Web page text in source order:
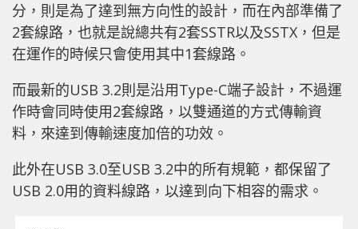
分，則是為了達到無方向性的設計，而在內部準備了
2套線路，也就是說總共有2套SSTR以及SSTX，但是
在運作的時候只會使用其中1套線路。
而最新的USB 3.2則是沿用Type-C端子設計，不過運
作時會同時使用2套線路，以雙通道的方式傳輸資
料，來達到傳輸速度加倍的功效。
此外在USB 3.0至USB 3.2中的所有規範，都保留了
USB 2.0用的資料線路，以達到向下相容的需求。